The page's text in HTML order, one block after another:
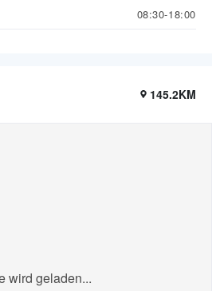
08:30-18:00
145.2KM
wird geladen...